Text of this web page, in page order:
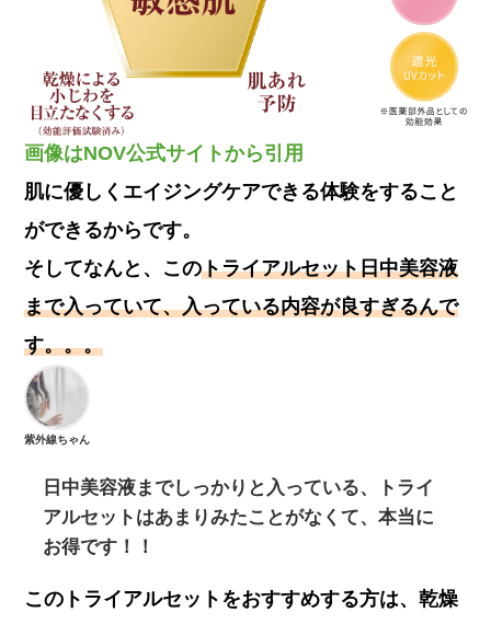
画像はNOV公式サイトから引用
肌に優しくエイジングケアできる体験をすること
ができるからです。
そしてなんと、このトライアルセット日中美容液
まで入っていて、入っている内容が良すぎるんで
す。。。
紫外線ちゃん
日中美容液までしっかりと入っている、トライ
アルセットはあまりみたことがなくて、本当に
お得です！！
このトライアルセットをおすすめする方は、乾燥